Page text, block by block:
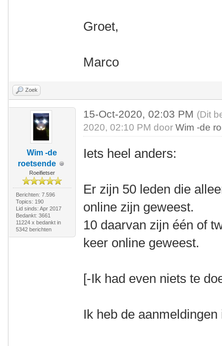
Groet,
Marco
Zoek
Wim -de
roetsende
Roeifietser
Berichten: 7.596
Topics: 190
Lid sinds: Apr 2017
Bedankt: 3661
11224 x bedankt in
5342 berichten
15-Oct-2020, 02:03 PM (Dit
2020, 02:10 PM doorWim -de
Iets heel anders:
Er zijn 50 leden die
online zijn geweest.
10 daarvan zijn één of
keer online geweest.
[-Ik had even niets te
Ik heb de